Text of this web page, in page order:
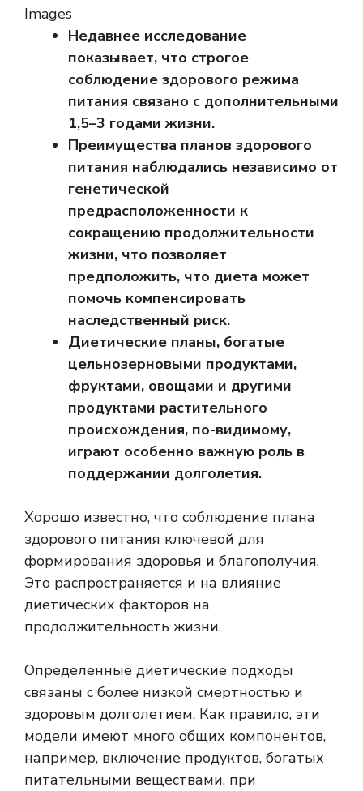
Images
Недавнее исследование
показывает, что строгое
соблюдение здорового режима
питания связано с дополнительными
1,5–3 годами жизни.
Преимущества планов здорового
питания наблюдались независимо от
генетической
предрасположенности к
сокращению продолжительности
жизни, что позволяет
предположить, что диета может
помочь компенсировать
наследственный риск.
Диетические планы, богатые
цельнозерновыми продуктами,
фруктами, овощами и другими
продуктами растительного
происхождения, по-видимому,
играют особенно важную роль в
поддержании долголетия.
Хорошо известно, что соблюдение плана
здорового питания ключевой для
формирования здоровья и благополучия.
Это распространяется и на влияние
диетических факторов на
продолжительность жизни.
Определенные диетические подходы
связаны с более низкой смертностью и
здоровым долголетием. Как правило, эти
модели имеют много общих компонентов,
например, включение продуктов, богатых
питательными веществами, при